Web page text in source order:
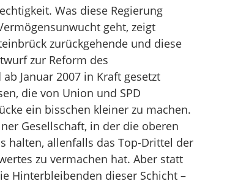
Was diese Regierung
geht, zeigt
zurückgehende und diese
zur Reform des
Januar 2007 in Kraft gesetzt
die von Union und SPD
ein bisschen kleiner zu machen.
Gesellschaft, in der die oberen
halten, allenfalls das Top-Drittel der
zu vermachen hat. Aber statt
Hinterbleibenden dieser Schicht –